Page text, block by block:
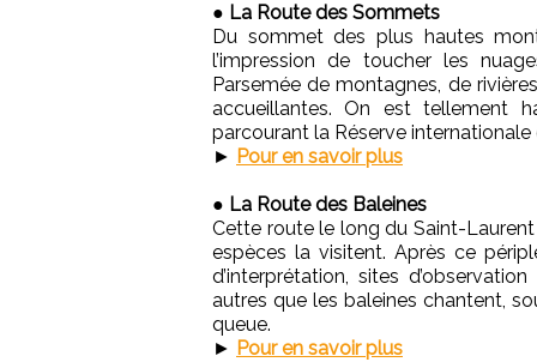
● La Route des Sommets
Du sommet des plus hautes
l’impression de toucher les
Parsemée de montagnes, de
accueillantes. On est tellement
parcourant la Réserve
► Pour en savoir plus
● La Route des Baleines
Cette route le long du Saint-
espèces la visitent. Après ce
d’interprétation, sites
autres que les baleines chantent,
queue.
► Pour en savoir plus